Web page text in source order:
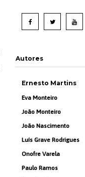
Autores
Ernesto Martins
Eva Monteiro
João Monteiro
João Nascimento
Luís Grave Rodrigues
Onofre Varela
Paulo Ramos